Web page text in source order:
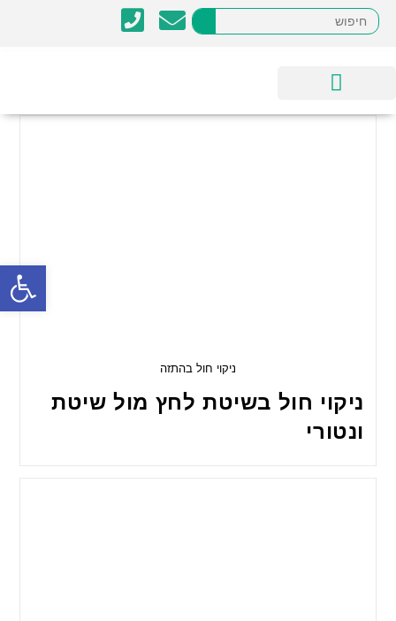
ניקוי חול בהתזה
ניקוי חול בשיטת לחץ מול שיטת
ונטורי